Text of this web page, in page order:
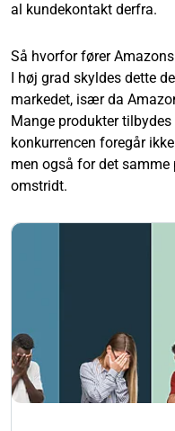
al kundekontakt derfra.
Så hvorfor fører
I høj grad skyldes dette
markedet, især da
Mange produkter
konkurrencen foregår
men også for det
omstridt.